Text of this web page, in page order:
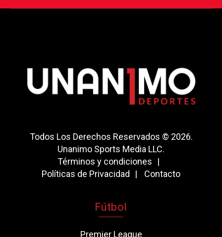
Todos Los Derechos Reservados © 2026.
Unanimo Sports Media LLC.
Términos y condiciones
Políticas de Privacidad
Contacto
Fútbol
Premier League